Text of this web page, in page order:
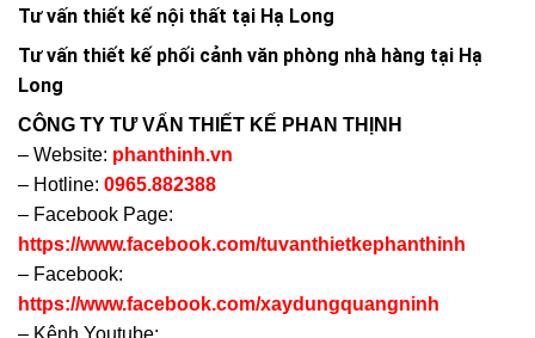
Tư vấn thiết kế nội thất tại Hạ Long
Tư vấn thiết kế phối cảnh văn phòng nhà hàng tại Hạ
Long
CÔNG TY TƯ VẤN THIẾT KẾ PHAN THỊNH
– Website: phanthinh.vn
– Hotline: 0965.882388
– Facebook Page:
https://www.facebook.com/tuvanthietkephanthinh
– Facebook:
https://www.facebook.com/xaydungquangninh